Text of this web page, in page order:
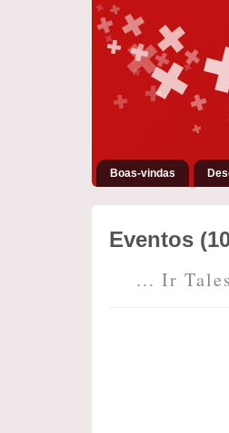
Boas-vindas
Eventos
... Ir